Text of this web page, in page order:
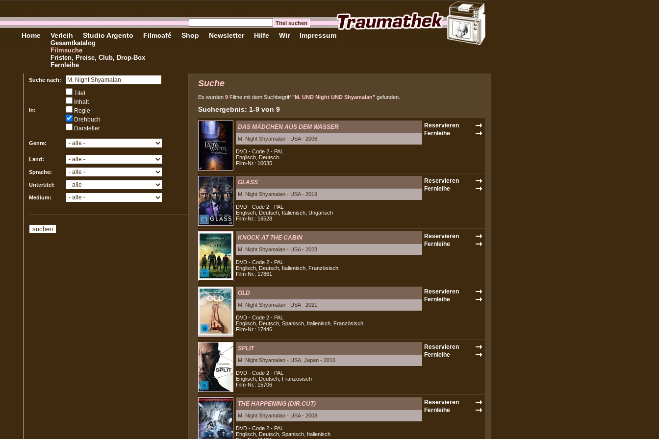
Home Verleih
Gesamtkatalog
Filmsuche
Fristen, Preise, Club, Drop-Box
Fernleihe
Studio Argento Filmcafé Shop Newsletter Hilfe Wir Impressum
Suche nach:
In:
Titel
Inhalt
Regie
Drehbuch
Darsteller
Genre:
Land:
Sprache:
Untertitel:
Medium:
Suche
Es wurden 9 Filme mit dem Suchbegriff "M. UND Night UND Shyamalan" gefunden.
Suchergebnis: 1-9 von 9
DAS MÄDCHEN AUS DEM WASSER
M. Night Shyamalan - USA - 2006
DVD - Code 2 - PAL
Englisch, Deutsch
Film-Nr.: 10035
GLASS
M. Night Shyamalan - USA - 2019
DVD - Code 2 - PAL
Englisch, Deutsch, Italienisch, Ungarisch
Film-Nr.: 16528
KNOCK AT THE CABIN
M. Night Shyamalan - USA - 2023
DVD - Code 2 - PAL
Englisch, Deutsch, Italienisch, Französisch
Film-Nr.: 17861
OLD
M. Night Shyamalan - USA - 2021
DVD - Code 2 - PAL
Englisch, Deutsch, Spanisch, Italienisch, Französisch
Film-Nr.: 17446
SPLIT
M. Night Shyamalan - USA, Japan - 2016
DVD - Code 2 - PAL
Englisch, Deutsch, Französisch
Film-Nr.: 15706
THE HAPPENING (DIR.CUT)
M. Night Shyamalan - USA - 2008
DVD - Code 2 - PAL
Englisch, Deutsch, Spanisch, Italienisch